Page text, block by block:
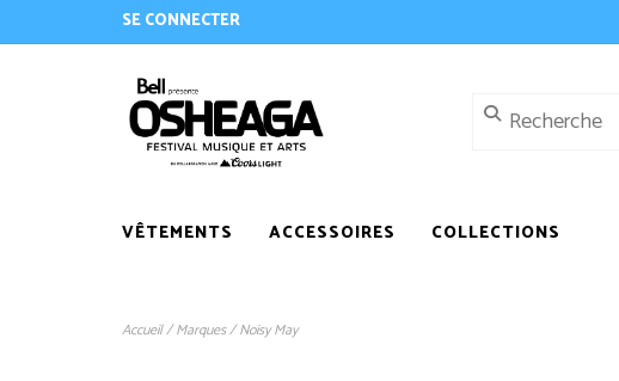
SE CONNECTER
VÊTEMENTS ACCESSOIRES COLLECTIONS
Accueil/Marques/Noisy May